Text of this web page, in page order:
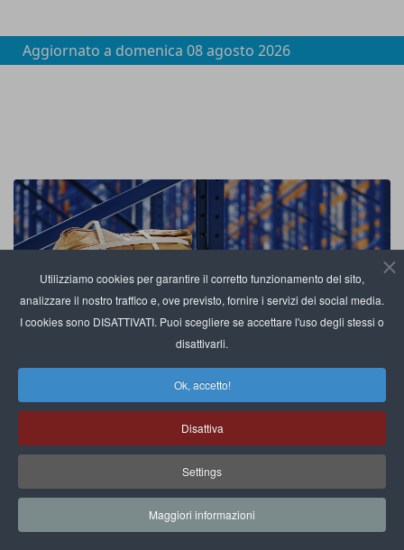
Utilizziamo cookies per garantire il corretto funzionamento del sito,
analizzare il nostro traffico e, ove previsto, fornire i servizi dei social media.
I cookies sono DISATTIVATI. Puoi scegliere se accettare l'uso degli stessi o
disattivarli.
Ok, accetto!
Disattiva
Settings
Maggiori informazioni
Aggiornato a domenica 08 agosto 2026
Due italiani su tre non effettuerebbero un nuovo ordine dallo
stesso negozio online se il loro pacco venisse smarrito